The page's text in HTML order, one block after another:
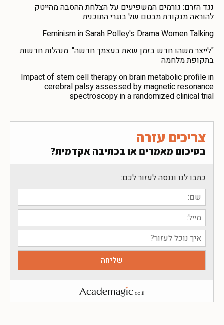
נגד הזרם: גורמים המשפיעים על הצלחת ההסבה מהייטק
להוראה מנקודת מבטם של בוגרי התוכנית
Feminism in Sarah Polley's Drama Women Talking
"לייצר משהו חדש בזמן שאת בעצמך חדשה": מנהלות חדשות
בתקופת מלחמה
Impact of stem cell therapy on brain metabolic profile in
cerebral palsy assessed by magnetic resonance
spectroscopy in a randomized clinical trial
צריכים עזרה
בסיכום מאמרים או בכתיבה אקדמית?
כתבו לנו וננסה לעזור לכם: